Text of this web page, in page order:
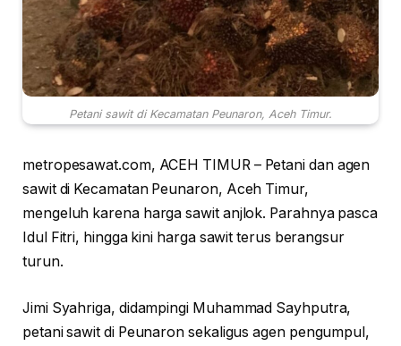
Petani sawit di Kecamatan Peunaron, Aceh Timur.
metropesawat.com, ACEH TIMUR – Petani dan agen
sawit di Kecamatan Peunaron, Aceh Timur,
mengeluh karena harga sawit anjlok. Parahnya pasca
Idul Fitri, hingga kini harga sawit terus berangsur
turun.
Jimi Syahriga, didampingi Muhammad Sayhputra,
petani sawit di Peunaron sekaligus agen pengumpul,